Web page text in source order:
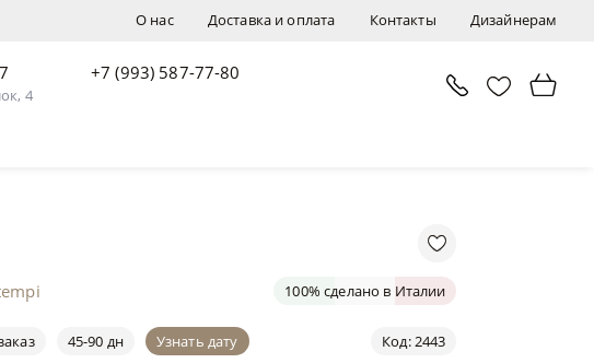
О нас Доставка и оплата Контакты Дизайнерам
4
+7 (993) 587-77-80
100% сделано в Италии
Код: 2443
45-90 дн Узнать дату